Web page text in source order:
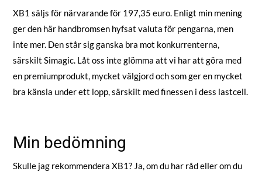
XB1 säljs för närvarande för 197,35 euro. Enligt min mening
ger den här handbromsen hyfsat valuta för pengarna, men
inte mer. Den står sig ganska bra mot konkurrenterna,
särskilt Simagic. Låt oss inte glömma att vi har att göra med
en premiumprodukt, mycket välgjord och som ger en mycket
bra känsla under ett lopp, särskilt med finessen i dess lastcell.
Min bedömning
Skulle jag rekommendera XB1? Ja, om du har råd eller om du